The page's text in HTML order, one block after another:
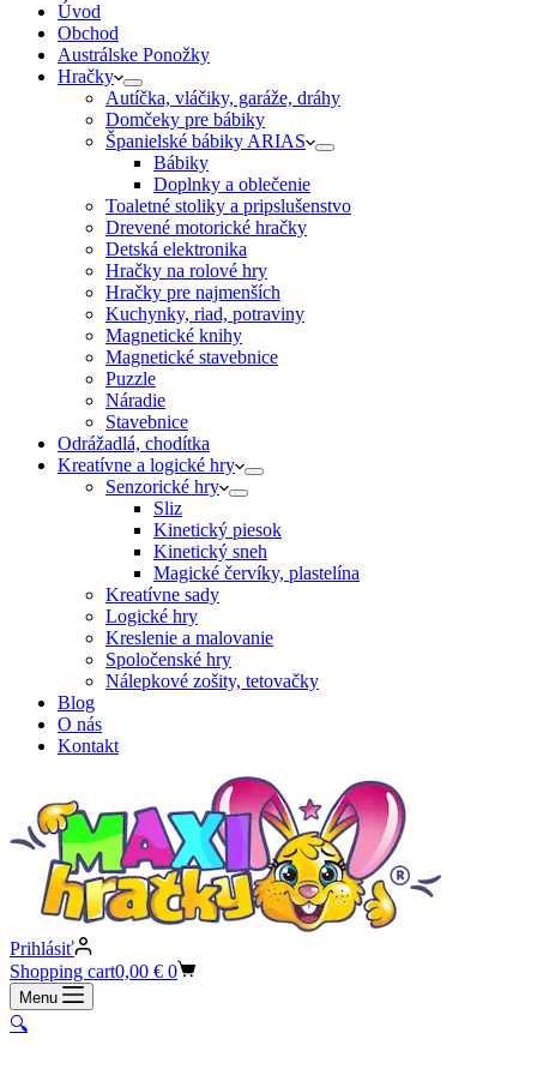
Úvod
Obchod
Austrálske Ponožky
Hračky
Autíčka, vláčiky, garáže, dráhy
Domčeky pre bábiky
Španielské bábiky ARIAS
Bábiky
Doplnky a oblečenie
Toaletné stoliky a pripslušenstvo
Drevené motorické hračky
Detská elektronika
Hračky na rolové hry
Hračky pre najmenších
Kuchynky, riad, potraviny
Magnetické knihy
Magnetické stavebnice
Puzzle
Náradie
Stavebnice
Odrážadlá, chodítka
Kreatívne a logické hry
Senzorické hry
Sliz
Kinetický piesok
Kinetický sneh
Magické červíky, plastelína
Kreatívne sady
Logické hry
Kreslenie a malovanie
Spoločenské hry
Nálepkové zošity, tetovačky
Blog
O nás
Kontakt
Prihlásiť
Shopping cart0,00 € 0
Menu
🔍